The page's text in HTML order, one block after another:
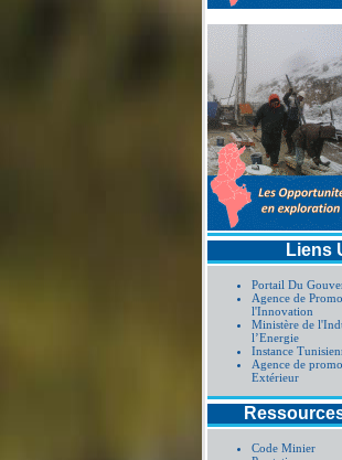
Liens
Portail Du
Agence de
l'Innovation
Ministère de
l’Energie
Instance
Agence de
Extérieur
Code Minier